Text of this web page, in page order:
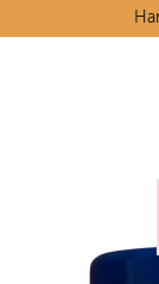
Skip to main